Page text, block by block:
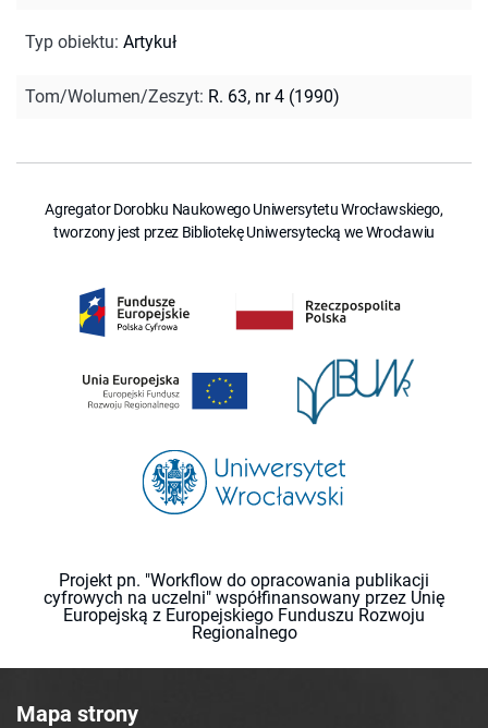
Typ obiektu: Artykuł
Tom/Wolumen/Zeszyt: R. 63, nr 4 (1990)
Agregator Dorobku Naukowego Uniwersytetu Wrocławskiego,
tworzony jest przez Bibliotekę Uniwersytecką we Wrocławiu
Projekt pn. "Workflow do opracowania publikacji
cyfrowych na uczelni" współfinansowany przez Unię
Europejską z Europejskiego Funduszu Rozwoju
Regionalnego
Mapa strony